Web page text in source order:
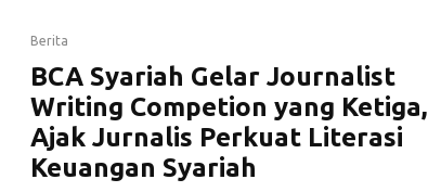
Berita
BCA Syariah Gelar Journalist
Writing Competion yang Ketiga,
Ajak Jurnalis Perkuat Literasi
Keuangan Syariah